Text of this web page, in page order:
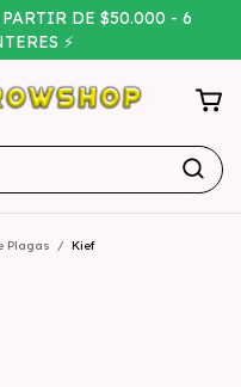
DE $50.000 - 6
⚡
Plagas / Kief